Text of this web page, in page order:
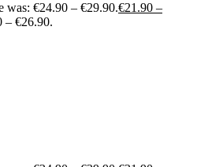
was: €24.90 – €29.90.€21.90 –
– €26.90.